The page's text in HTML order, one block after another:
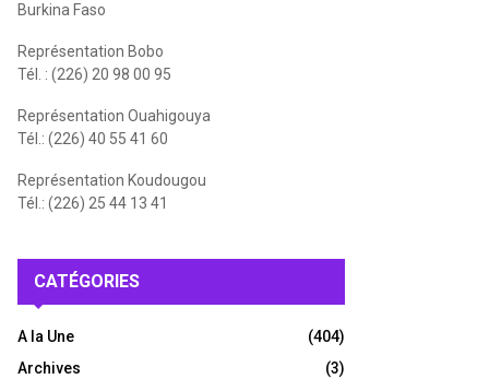
Burkina Faso
Représentation Bobo
Tél. : (226) 20 98 00 95
Représentation Ouahigouya
Tél.: (226) 40 55 41 60
Représentation Koudougou
Tél.: (226) 25 44 13 41
CATÉGORIES
A la Une
(404)
Archives
(3)